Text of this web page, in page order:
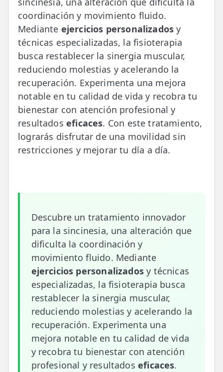
💆‍♀️ Tratamientos
😓 Síntomas
📅 Pedir Cita
📰 Blog
🏢 Empresas
UBICACIONES
🔍 Buscador Clínicas
📍 Barrio del Pilar
📍 Barrio Salamanca
📍 Carabanchel - Usera
📍 Bravo Murillo
📍 Getafe
TIENDA
🛍️ Tienda Bonos
🛍️ Tienda Productos Fisioterapia
🎁 Tarjetas Regalo
🛒 Carrito
coordinación y movimiento fluido.
Mediante ejercicios personalizados y
técnicas especializadas, la fisioterapia
busca restablecer la sinergia muscular,
reduciendo molestias y acelerando la
recuperación. Experimenta una mejora
notable en tu calidad de vida y recobra tu
bienestar con atención profesional y
resultados eficaces. Con este tratamiento,
lograrás disfrutar de una movilidad sin
restricciones y mejorar tu día a día.
Descubre un tratamiento innovador
para la sincinesia, una alteración que
dificulta la coordinación y
movimiento fluido. Mediante
ejercicios personalizados y técnicas
especializadas, la fisioterapia busca
restablecer la sinergia muscular,
reduciendo molestias y acelerando la
recuperación. Experimenta una
mejora notable en tu calidad de vida
y recobra tu bienestar con atención
profesional y resultados eficaces.